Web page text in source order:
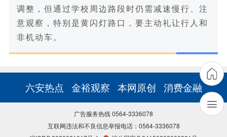
调整，但通过学校周边路段时仍需减速慢行、注
意观察，特别是黄闪灯路口，要主动礼让行人和
非机动车。
六安热点 金裕观察 本网原创 消费金融
广告服务热线 0564-3336078
互联网违法和不良信息举报电话：0564-3336078